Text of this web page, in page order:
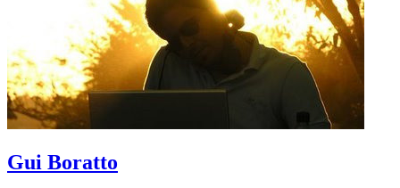
Gui Boratto